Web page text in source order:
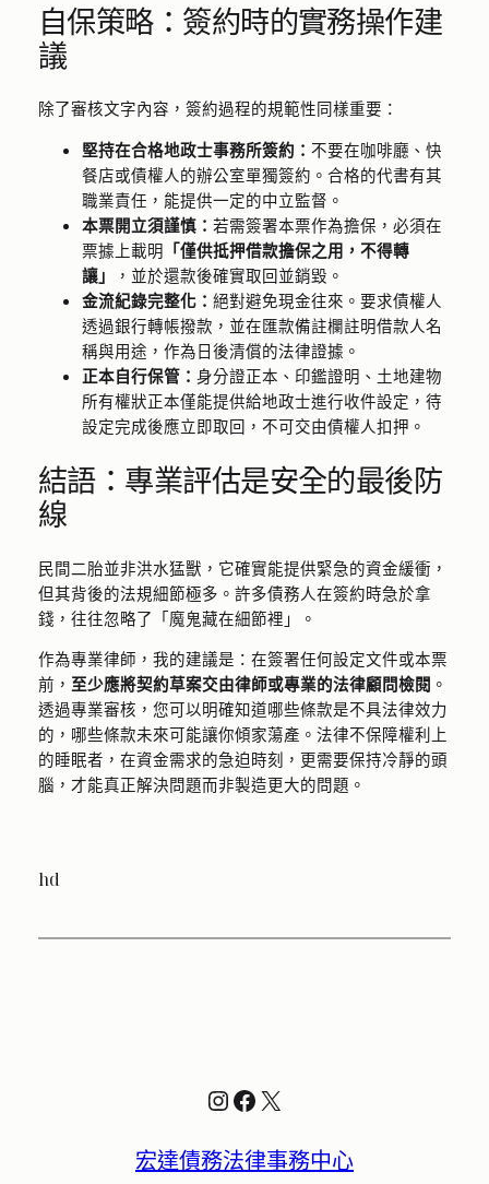
自保策略：簽約時的實務操作建
議
除了審核文字內容，簽約過程的規範性同樣重要：
堅持在合格地政士事務所簽約： 不要在咖啡廳、快
餐店或債權人的辦公室單獨簽約。合格的代書有其
職業責任，能提供一定的中立監督。
本票開立須謹慎： 若需簽署本票作為擔保，必須在
票據上載明 「僅供抵押借款擔保之用，不得轉
讓」
，並於還款後確實取回並銷毀。
金流紀錄完整化： 絕對避免現金往來。要求債權人
透過銀行轉帳撥款，並在匯款備註欄註明借款人名
稱與用途，作為日後清償的法律證據。
正本自行保管： 身分證正本、印鑑證明、土地建物
所有權狀正本僅能提供給地政士進行收件設定，待
設定完成後應立即取回，不可交由債權人扣押。
結語：專業評估是安全的最後防
線
民間二胎並非洪水猛獸，它確實能提供緊急的資金緩衝，
但其背後的法規細節極多。許多債務人在簽約時急於拿
錢，往往忽略了「魔鬼藏在細節裡」。
作為專業律師，我的建議是：在簽署任何設定文件或本票
前， 至少應將契約草案交由律師或專業的法律顧問檢閱 。
透過專業審核，您可以明確知道哪些條款是不具法律效力
的，哪些條款未來可能讓你傾家蕩產。法律不保障權利上
的睡眠者，在資金需求的急迫時刻，更需要保持冷靜的頭
腦，才能真正解決問題而非製造更大的問題。
hd
Instagram
Facebook
X
宏達債務法律事務中心